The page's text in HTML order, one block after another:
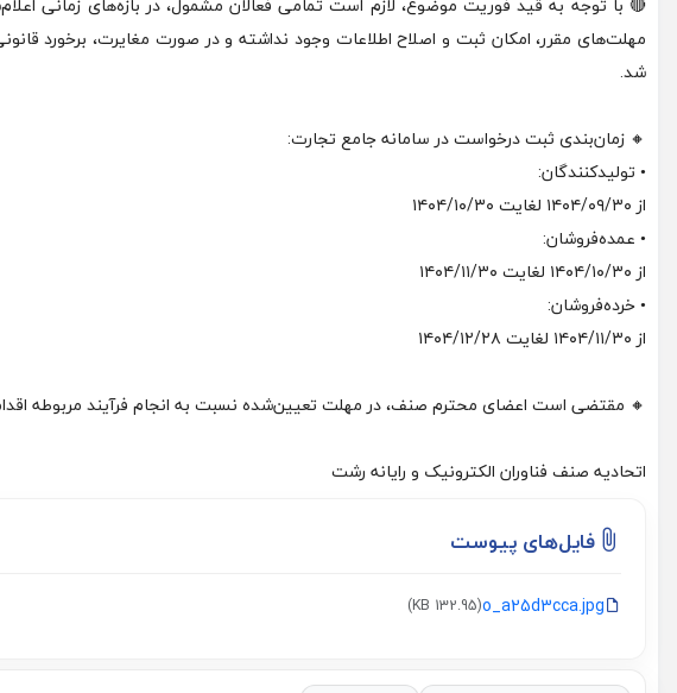
شد.
🔸 زمان‌بندی ثبت درخواست در سامانه جامع تجارت:
• تولیدکنندگان:
از ۱۴۰۴/۰۹/۳۰ لغایت ۱۴۰۴/۱۰/۳۰
• عمده‌فروشان:
از ۱۴۰۴/۱۰/۳۰ لغایت ۱۴۰۴/۱۱/۳۰
• خرده‌فروشان:
از ۱۴۰۴/۱۱/۳۰ لغایت ۱۴۰۴/۱۲/۲۸
🔸 مقتضی است اعضای محترم صنف، در مهلت تعیین‌شده نسبت به انجام فرآیند مربوطه
اتحادیه صنف فناوران الکترونیک و رایانه رشت
فایل‌های پیوست
o_a25d3cca.jpg
(132.95 KB)